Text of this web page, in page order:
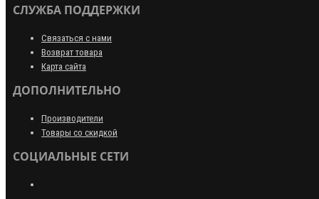
СЛУЖБА ПОДДЕРЖКИ
Связаться с нами
Возврат товара
Карта сайта
ДОПОЛНИТЕЛЬНО
Производители
Товары со скидкой
СОЦИАЛЬНЫЕ СЕТИ